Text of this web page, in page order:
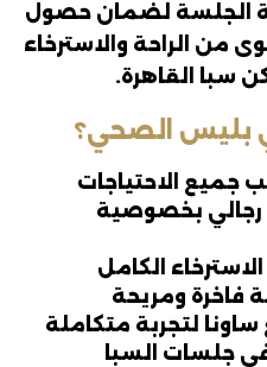
الجلسة لضمان حصول
الراحة والاسترخاء
سبا القاهرة.
بليس الصحي؟
جميع الاحتياجات
رجالي بخصوصية
الكامل
لتجربة متكاملة
جلسات السبا